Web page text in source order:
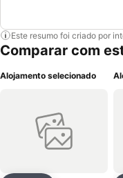
Este resumo foi criado por
Comparar com
Alojamento selecionado